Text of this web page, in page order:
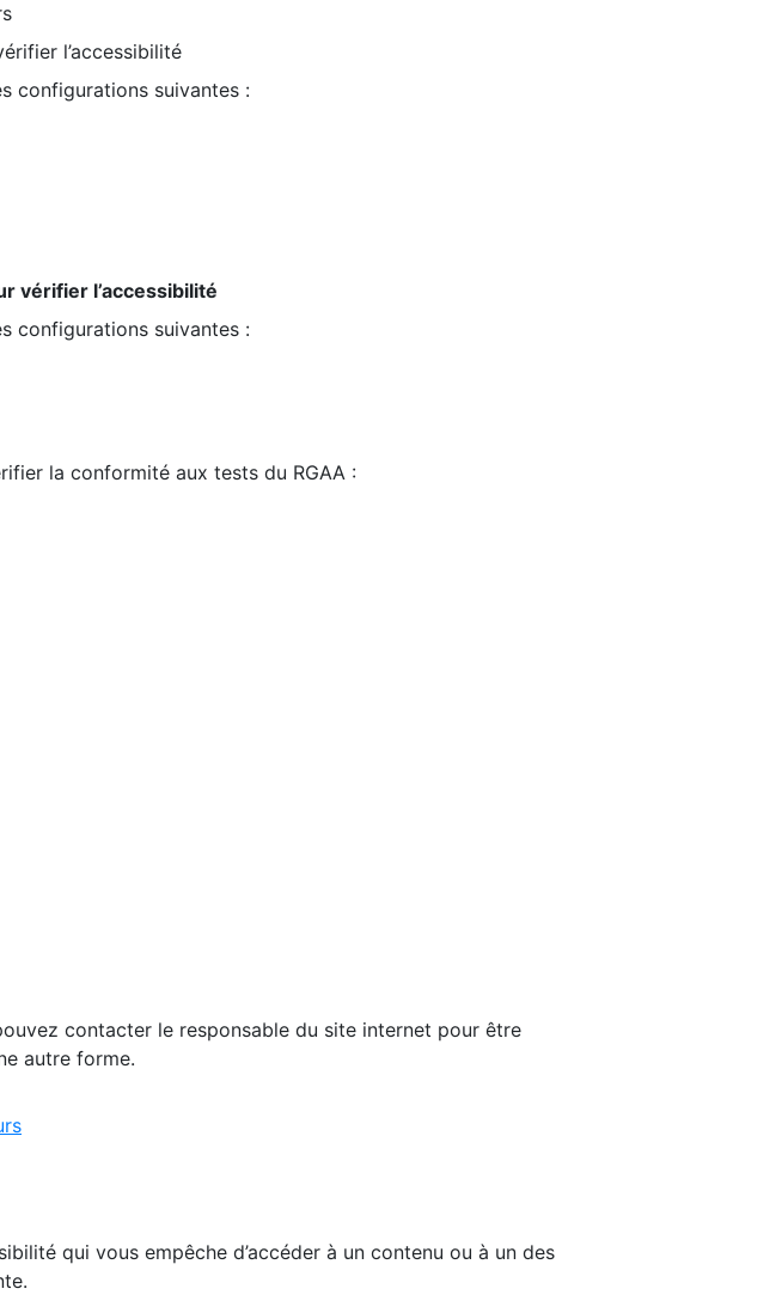
l’accessibilité
configurations suivantes :
vérifier l’accessibilité
configurations suivantes :
la conformité aux tests du RGAA :
contacter le responsable du site internet pour être
autre forme.
qui vous empêche d’accéder à un contenu ou à un des